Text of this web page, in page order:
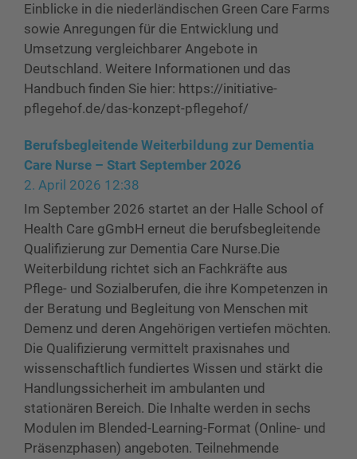
Einblicke in die niederländischen Green Care Farms
sowie Anregungen für die Entwicklung und
Umsetzung vergleichbarer Angebote in
Deutschland. Weitere Informationen und das
Handbuch finden Sie hier: https://initiative-
pflegehof.de/das-konzept-pflegehof/
Berufsbegleitende Weiterbildung zur Dementia
Care Nurse – Start September 2026
2. April 2026 12:38
Im September 2026 startet an der Halle School of
Health Care gGmbH erneut die berufsbegleitende
Qualifizierung zur Dementia Care Nurse.Die
Weiterbildung richtet sich an Fachkräfte aus
Pflege- und Sozialberufen, die ihre Kompetenzen in
der Beratung und Begleitung von Menschen mit
Demenz und deren Angehörigen vertiefen möchten.
Die Qualifizierung vermittelt praxisnahes und
wissenschaftlich fundiertes Wissen und stärkt die
Handlungssicherheit im ambulanten und
stationären Bereich. Die Inhalte werden in sechs
Modulen im Blended-Learning-Format (Online- und
Präsenzphasen) angeboten. Teilnehmende